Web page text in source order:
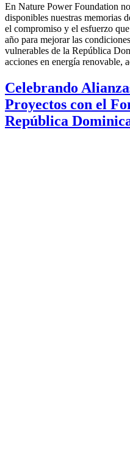
En Nature Power Foundation
disponibles nuestras memorias
el compromiso y el esfuerzo
año para mejorar las
vulnerables de la República
acciones en energía renovable,
Celebrando
Proyectos con el
República